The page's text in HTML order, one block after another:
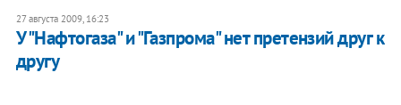
27 августа 2009, 16:23
У "Нафтогаза" и "Газпрома" нет претензий друг к
другу